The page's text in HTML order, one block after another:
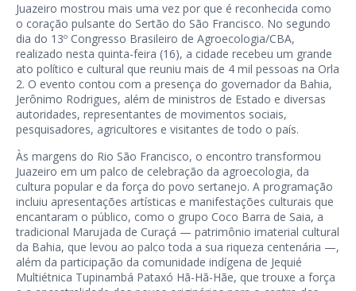
Juazeiro mostrou mais uma vez por que é reconhecida como
o coração pulsante do Sertão do São Francisco. No segundo
dia do 13º Congresso Brasileiro de Agroecologia/CBA,
realizado nesta quinta-feira (16), a cidade recebeu um grande
ato político e cultural que reuniu mais de 4 mil pessoas na Orla
2. O evento contou com a presença do governador da Bahia,
Jerônimo Rodrigues, além de ministros de Estado e diversas
autoridades, representantes de movimentos sociais,
pesquisadores, agricultores e visitantes de todo o país.
Às margens do Rio São Francisco, o encontro transformou
Juazeiro em um palco de celebração da agroecologia, da
cultura popular e da força do povo sertanejo. A programação
incluiu apresentações artísticas e manifestações culturais que
encantaram o público, como o grupo Coco Barra de Saia, a
tradicional Marujada de Curaçá — patrimônio imaterial cultural
da Bahia, que levou ao palco toda a sua riqueza centenária —,
além da participação da comunidade indígena de Jequié
Multiétnica Tupinambá Pataxó Hã-Hã-Hãe, que trouxe a força